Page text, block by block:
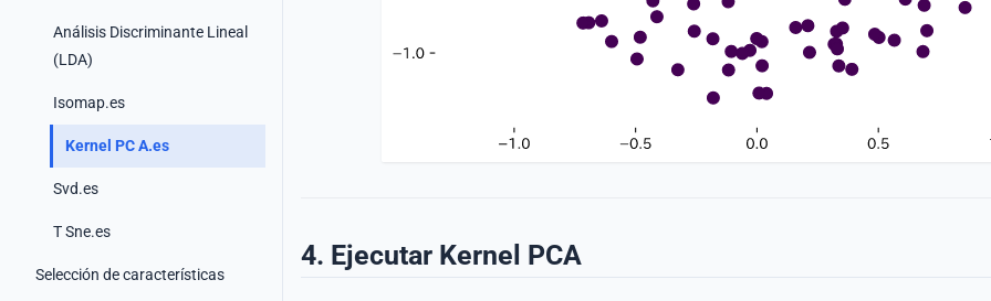
Análisis Discriminante Lineal
(LDA)
Isomap.es
Kernel PC A.es
Svd.es
T Sne.es
Selección de características
4. Ejecutar Kernel PCA